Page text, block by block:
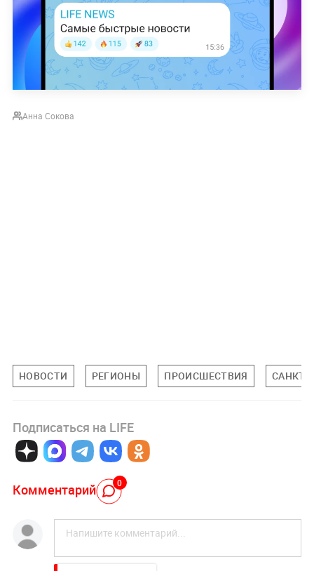
Анна Сокова
НОВОСТИ РЕГИОНЫ ПРОИСШЕСТВИЯ САНКТ-
Подписаться на LIFE
Комментарий 0